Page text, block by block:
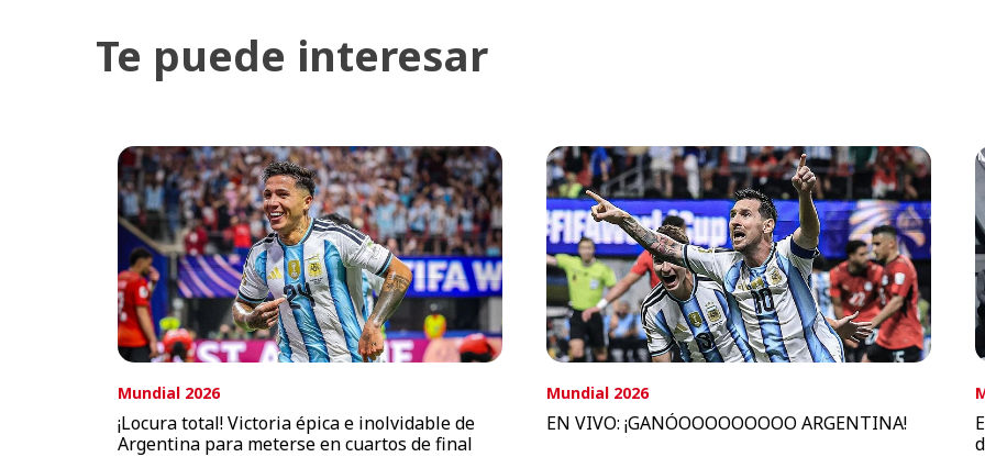
Te puede interesar
Mundial 2026
¡Locura total! Victoria épica e inolvidable de
Argentina para meterse en cuartos de final
Mundial 2026
EN VIVO: ¡GANÓOOOOOOOOO ARGENTINA!